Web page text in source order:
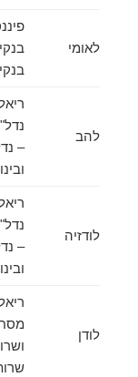
לאומי
פיננסי –
בנקים –
בנקים
ריאלי –
נדל"ן
– נדל"ן
ובינוי
לודזיה
ריאלי –
נדל"ן
– נדל"ן
ובינוי
ריאלי –
מסחר
שרותים